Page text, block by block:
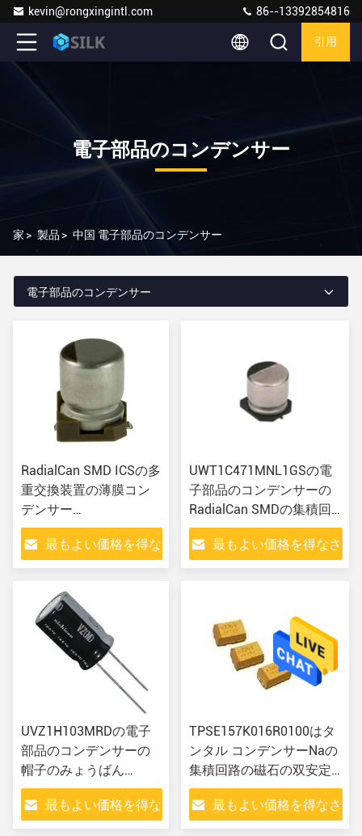
kevin@rongxingintl.com 86--13392854816
引用
電子部品のコンデンサー
家 > 製品 > 中国 電子部品のコンデンサー
電子部品のコンデンサー
RadialCan SMD ICSの多
重交換装置の薄膜コン
デンサー
UWX1HR33MCL1GB
最もよい価格を得な
UWT1C471MNL1GSの電
子部品のコンデンサーの
RadialCan SMDの集積回
路のコントローラー
最もよい価格を得なさ
UVZ1H103MRDの電子
部品のコンデンサーの
帽子のみょうばん
10000UF 20%の50V放射
状のもの最もよい価格を得な
TPSE157K016R0100はタ
ンタル コンデンサーNaの
集積回路の磁石の双安定
回路を形成した
最もよい価格を得なさ